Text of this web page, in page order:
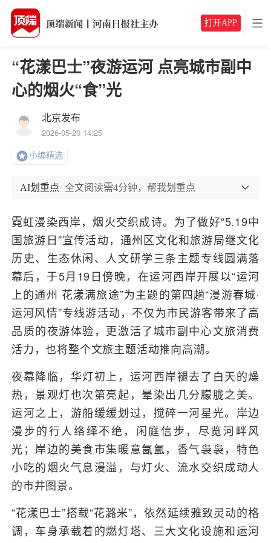
打开APP
“花漾巴士”夜游运河 点亮城市副中
心的烟火“食”光
北京发布
2026-05-20 14:25
小编精选
AI划重点 全文阅读需4分钟，帮我划重点
霓虹漫染西岸，烟火交织成诗。为了做好“5.19中
国旅游日”宣传活动，通州区文化和旅游局继文化
历史、生态休闲、人文研学三条主题专线圆满落
幕后，于5月19日傍晚，在运河西岸开展以“运河
上的通州 花漾满旅途”为主题的第四趟“漫游春城·
运河风情”专线游活动，不仅为市民游客带来了高
品质的夜游体验，更激活了城市副中心文旅消费
活力，也将整个文旅主题活动推向高潮。
夜幕降临，华灯初上，运河西岸褪去了白天的燥
热，景观灯也次第亮起，晕染出几分朦胧之美。
运河之上，游船缓缓划过，搅碎一河星光。岸边
漫步的行人络绎不绝，闲庭信步，尽览河畔风
光；岸边的美食市集暖意氤氲，香气袅袅，特色
小吃的烟火气息漫溢，与灯火、流水交织成动人
的市井图景。
“花漾巴士”搭载“花潞米”，依然延续雅致灵动的格
调，车身承载着的燃灯塔、三大文化设施和运河